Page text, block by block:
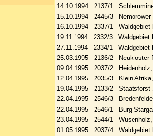
14.10.1994 2137/1
15.10.1994 2445/3 Nemorower
16.10.1994 2337/1 Waldgebiet
19.11.1994 2332/3 Waldgebiet
27.11.1994 2334/1 Waldgebiet
25.03.1995 2136/2 Neukloster
09.04.1995 2037/2 Heidenholz,
12.04.1995 2035/3 Klein Afrika,
19.04.1995 2133/2 Staatsforst
22.04.1995 2546/3
22.04.1995 2546/1 Burg
23.04.1995 2544/1 Wusenholz,
01.05.1995 2037/4 Waldgebiet